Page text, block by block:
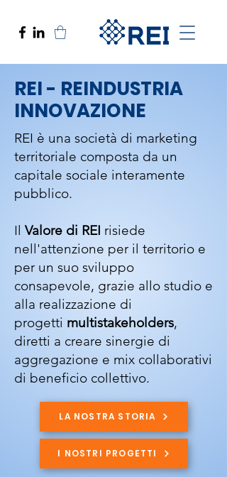
REI - REINDUSTRIA
INNOVAZIONE
REI è una società di marketing
territoriale composta da un
capitale sociale interamente
pubblico.
Il Valore di REI risiede
nell'attenzione per il territorio e
per un suo sviluppo
consapevole, grazie allo studio e
alla realizzazione di
progetti multistakeholders,
diretti a creare sinergie di
aggregazione e mix collaborativi
di beneficio collettivo.
LA NOSTRA STORIA
I NOSTRI PROGETTI